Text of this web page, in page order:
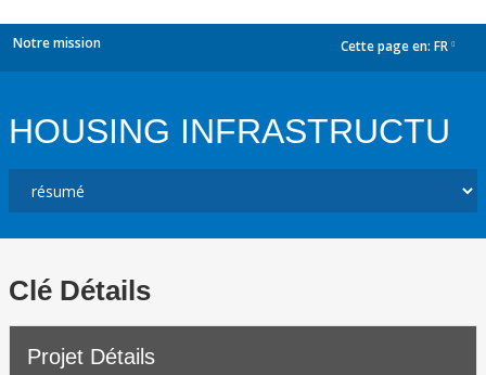
Notre mission Cette page en: FR
HOUSING INFRASTRUCTU
Clé Détails
Projet Détails